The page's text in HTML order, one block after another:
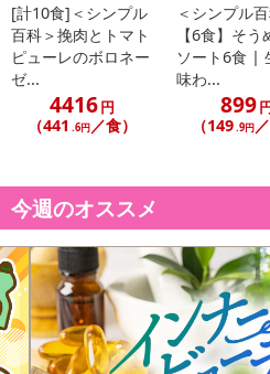
[計10食]＜シンプル
百科＞挽肉とトマト
ピューレのボロネー
ゼ...
4416円
（441 .6円／食）
＜シンプル
【6食】そう
ソート6食 |
味わ...
899
（149.9円
今週のオススメ